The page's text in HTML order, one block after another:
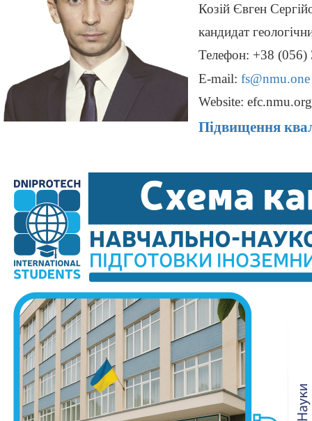
Козій Євген
кандидат
Телефон: +38 (056)
E-mail: fs@nmu.one
Website:
Підвищення